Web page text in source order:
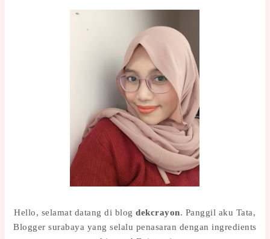
Hello, selamat datang di blogdekcrayon. Panggil aku Tata,
Blogger surabaya yang selalu penasaran dengan ingredients